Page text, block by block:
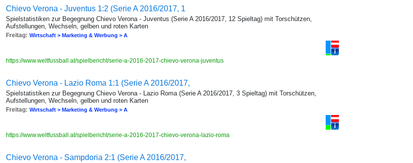
Chievo Verona - Juventus 1:2 (Serie A 2016/2017, 1
Spielstatistiken zur Begegnung Chievo Verona - Juventus (Serie A 2016/2017, 12 Spieltag) mit Torschützen,
Aufstellungen, Wechseln, gelben und roten Karten
Freitag: Wirtschaft > Marketing & Werbung > A
https://www.weltfussball.at/spielbericht/serie-a-2016-2017-chievo-verona-juventus
Chievo Verona - Lazio Roma 1:1 (Serie A 2016/2017,
Spielstatistiken zur Begegnung Chievo Verona - Lazio Roma (Serie A 2016/2017, 3 Spieltag) mit Torschützen,
Aufstellungen, Wechseln, gelben und roten Karten
Freitag: Wirtschaft > Marketing & Werbung > A
https://www.weltfussball.at/spielbericht/serie-a-2016-2017-chievo-verona-lazio-roma
Chievo Verona - Sampdoria 2:1 (Serie A 2016/2017,